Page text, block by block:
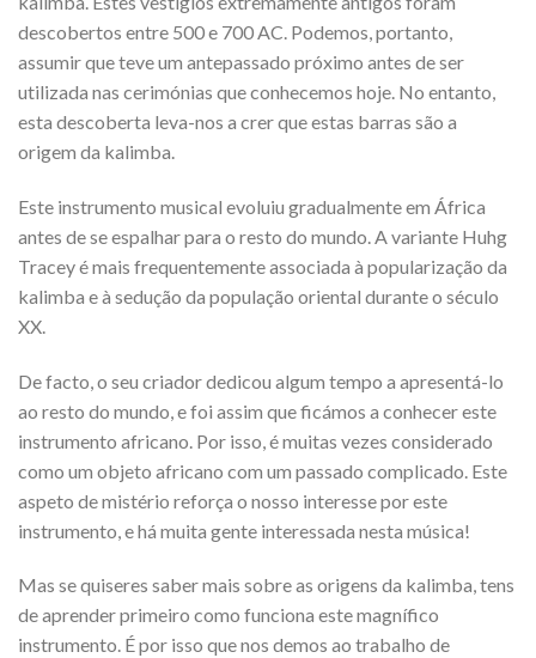
descobertos entre 500 e 700 AC. Podemos, portanto,
assumir que teve um antepassado próximo antes de ser
utilizada nas cerimónias que conhecemos hoje. No entanto,
esta descoberta leva-nos a crer que estas barras são a
origem da kalimba.
Este instrumento musical evoluiu gradualmente em África
antes de se espalhar para o resto do mundo. A variante Huhg
Tracey é mais frequentemente associada à popularização da
kalimba e à sedução da população oriental durante o século
XX.
De facto, o seu criador dedicou algum tempo a apresentá-lo
ao resto do mundo, e foi assim que ficámos a conhecer este
instrumento africano. Por isso, é muitas vezes considerado
como um objeto africano com um passado complicado. Este
aspeto de mistério reforça o nosso interesse por este
instrumento, e há muita gente interessada nesta música!
Mas se quiseres saber mais sobre as origens da kalimba, tens
de aprender primeiro como funciona este magnífico
instrumento. É por isso que nos demos ao trabalho de